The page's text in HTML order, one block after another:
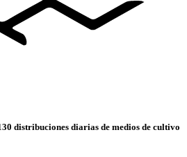
distribuciones diarias de medios de cultivo